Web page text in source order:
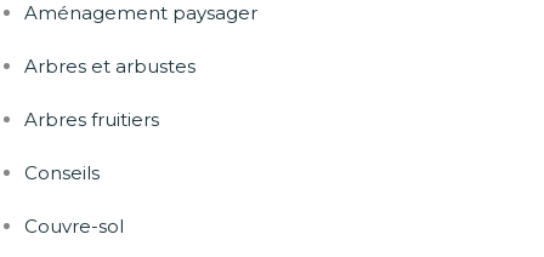
Aménagement paysager
Arbres et arbustes
Arbres fruitiers
Conseils
Couvre-sol